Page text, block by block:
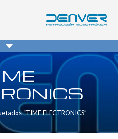
info@denver.es
“TIME ELECTRONICS”